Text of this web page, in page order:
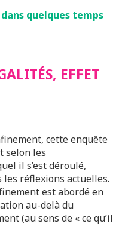
quelques temps
EFFET
cette enquête
selon les
il s’est déroulé,
réflexions actuelles.
est abordé en
au-delà du
(au sens de « ce qu’il